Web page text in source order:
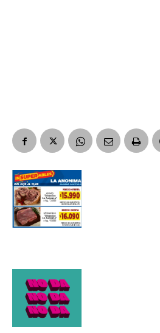
Nombre
Apellidos
Número de teléfono